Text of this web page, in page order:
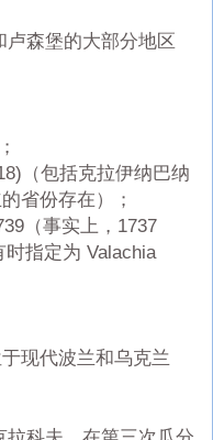
森堡的大部分地区
（包括克拉伊纳巴纳
省份存在）；
（事实上，1737
指定为 Valachia
现代波兰和乌克兰